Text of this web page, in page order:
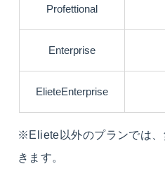
Profettional
Enterprise
ElieteEnterprise
※Eliete以外のプランでは
きます。